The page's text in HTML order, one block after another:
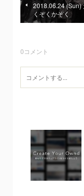
2018.06.24 (Sun)
くぞくかぞく
0コメント